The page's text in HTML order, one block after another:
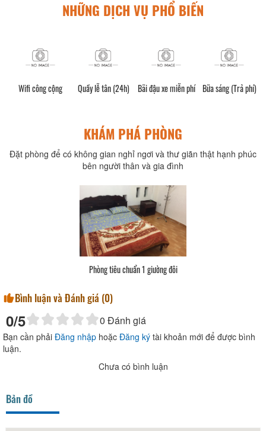
NHỮNG DỊCH VỤ PHỔ BIẾN
Wifi công cộng Quầy lễ tân (24h) Bãi đậu xe miễn phí Bữa sáng (Trả phí)
KHÁM PHÁ PHÒNG
Đặt phòng để có không gian nghỉ ngơi và thư giãn thật hạnh phúc
bên người thân và gia đình
Phòng tiêu chuẩn 1 giường đôi
Bình luận và Đánh giá (0)
0/5 0 Đánh giá
Bạn cần phải Đăng nhập hoặc Đăng ký tài khoản mới để được bình
luận.
Chưa có bình luận
Bản đồ